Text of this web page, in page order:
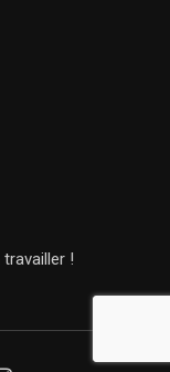
!